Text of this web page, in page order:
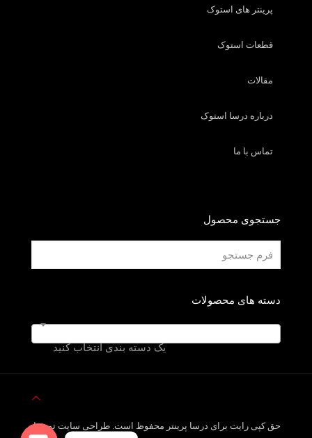
پرینتر های استوک
قطعات استوک
مقالات
درباره درسا استوک
تماس با ما
جستجوی محصول
دسته های محصولات
یک دسته بندی انتخاب کنید
حق کپی رایت برای درسا پرینتر محفوظ است. طراحی سایت توسط